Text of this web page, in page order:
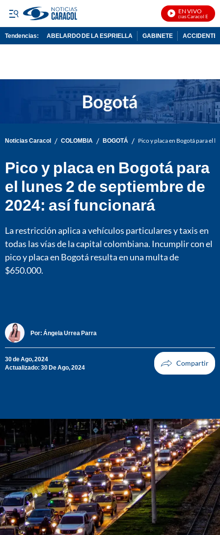
EN VIVO
Noticias Caracol En Vivo
Tendencias: ABELARDO DE LA ESPRIELLA GABINETE ACCIDENTE
Noticias Caracol / COLOMBIA / BOGOTÁ / Pico y placa en Bogotá para el
Pico y placa en Bogotá para
el lunes 2 de septiembre de
2024: así funcionará
La restricción aplica a vehículos particulares y taxis en
todas las vías de la capital colombiana. Incumplir con el
pico y placa en Bogotá resulta en una multa de
$650.000.
Por: Ángela Urrea Parra
30 de Ago, 2024
Actualizado: 30 De Ago, 2024